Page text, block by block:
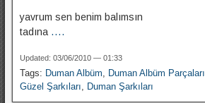
yavrum sen benim balımsın
tadına ....
Updated: 03/06/2010 — 01:33
Tags: Duman Albüm, Duman Albüm Parçaları
Güzel Şarkıları, Duman Şarkıları